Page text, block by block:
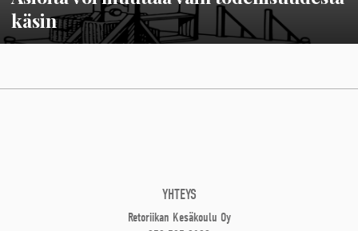
käsin
YHTEYS
Retoriikan Kesäkoulu Oy